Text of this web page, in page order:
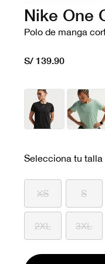
Nike One
Polo de manga
S/ 139.90
Selecciona tu talla
XS S
2XL 3XL